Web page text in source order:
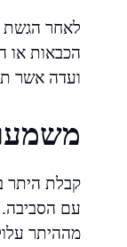
לאחר הגשת
הכבאות או
ועדה אשר
קבלת היתר
עם הסביבה.
מההיתר